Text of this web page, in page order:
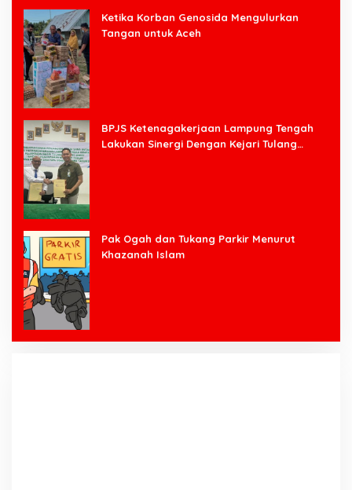
Ketika Korban Genosida Mengulurkan
Tangan untuk Aceh
BPJS Ketenagakerjaan Lampung Tengah
Lakukan Sinergi Dengan Kejari Tulang
Pak Ogah dan Tukang Parkir Menurut
Khazanah Islam